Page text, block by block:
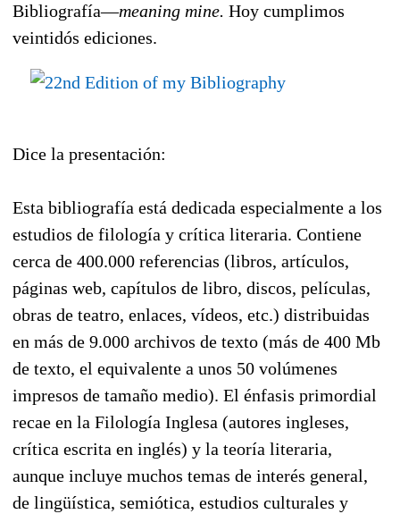
Bibliografía—meaning mine. Hoy cumplimos
veintidós ediciones.
Dice la presentación:
Esta bibliografía está dedicada especialmente a los
estudios de filología y crítica literaria. Contiene
cerca de 400.000 referencias (libros, artículos,
páginas web, capítulos de libro, discos, películas,
obras de teatro, enlaces, vídeos, etc.) distribuidas
en más de 9.000 archivos de texto (más de 400 Mb
de texto, el equivalente a unos 50 volúmenes
impresos de tamaño medio). El énfasis primordial
recae en la Filología Inglesa (autores ingleses,
crítica escrita en inglés) y la teoría literaria,
aunque incluye muchos temas de interés general,
de lingüística, semiótica, estudios culturales y